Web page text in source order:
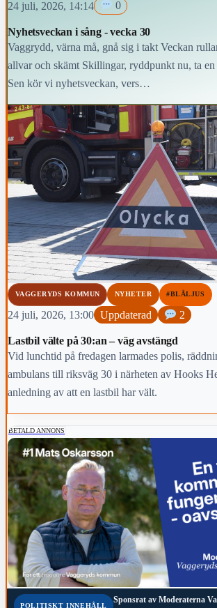
24 juli, 2026, 14:14 0
Nyhetsveckan i sång - vecka 30
Vaggrydd, värna må, gnå sig i takt Veckan
allvar och skämt Skillingar, ryddpunkt nu, ta
Sen kör vi nyhetsveckan, vers…
VAGGERYDS KOMMUN NYHETER #BLÅLJUS
24 juli, 2026, 13:00 Uppdaterad 2
Lastbil välte på 30:an – väg avstängd
Vid lunchtid på fredagen larmades polis,
ambulans till riksväg 30 i närheten av Hooks
anledning av att en lastbil har vält.
BETALD ANNONS
POLITISKT INNEHÅLL
Sponsrat av Moderaterna